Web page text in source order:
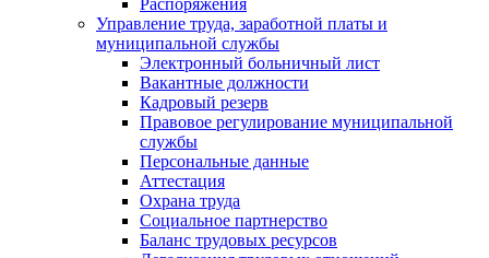
Распоряжения
Управление труда, заработной платы и
муниципальной службы
Электронный больничный лист
Вакантные должности
Кадровый резерв
Правовое регулирование муниципальной
службы
Персональные данные
Аттестация
Охрана труда
Социальное партнерство
Баланс трудовых ресурсов